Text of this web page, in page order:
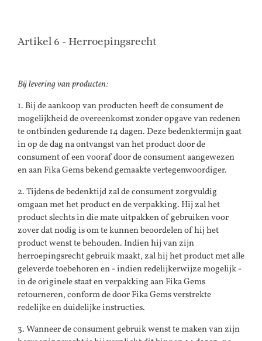
Artikel 6 - Herroepingsrecht
Bij levering van producten:
1. Bij de aankoop van producten heeft de consument de
mogelijkheid de overeenkomst zonder opgave van redenen
te ontbinden gedurende 14 dagen. Deze bedenktermijn gaat
in op de dag na ontvangst van het product door de
consument of een vooraf door de consument aangewezen
en aan Fika Gems bekend gemaakte vertegenwoordiger.
2. Tijdens de bedenktijd zal de consument zorgvuldig
omgaan met het product en de verpakking. Hij zal het
product slechts in die mate uitpakken of gebruiken voor
zover dat nodig is om te kunnen beoordelen of hij het
product wenst te behouden. Indien hij van zijn
herroepingsrecht gebruik maakt, zal hij het product met alle
geleverde toebehoren en - indien redelijkerwijze mogelijk -
in de originele staat en verpakking aan Fika Gems
retourneren, conform de door Fika Gems verstrekte
redelijke en duidelijke instructies.
3. Wanneer de consument gebruik wenst te maken van zijn